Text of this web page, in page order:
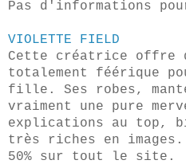
Pas d'informations
VIOLETTE FIELD
Cette créatrice offre
totalement féérique
fille. Ses robes,
vraiment une pure
explications au top,
très riches en images.
50% sur tout le site.